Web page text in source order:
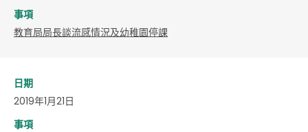
事項
教育局局長談流感情況及幼稚園停課
日期
2019年1月21日
事項